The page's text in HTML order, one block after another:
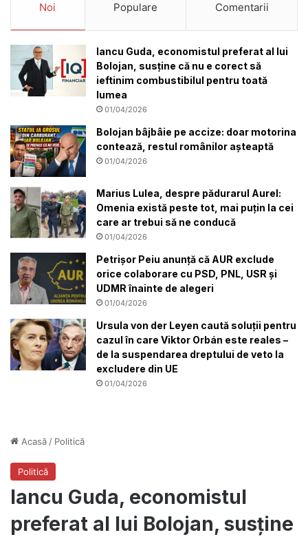
Noi Populare Comentarii
Iancu Guda, economistul preferat al lui
Bolojan, susține că nu e corect să
ieftinim combustibilul pentru toată
lumea
01/04/2026
Bolojan bâjbâie pe accize: doar motorina
contează, restul românilor așteaptă
01/04/2026
Marius Lulea, despre pădurarul Aurel:
Omenia există peste tot, mai puțin la cei
care ar trebui să ne conducă
01/04/2026
Petrișor Peiu anunță că AUR exclude
orice colaborare cu PSD, PNL, USR și
UDMR înainte de alegeri
01/04/2026
Ursula von der Leyen caută soluții pentru
cazul în care Viktor Orbán este reales –
de la suspendarea dreptului de veto la
excludere din UE
01/04/2026